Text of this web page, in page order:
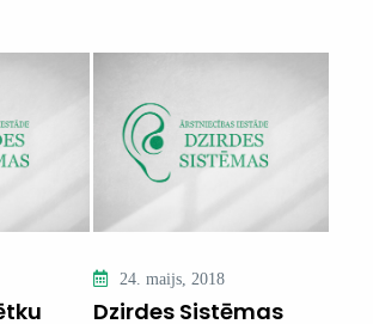
24. maijs, 2018
Dzirdes Sistēmas